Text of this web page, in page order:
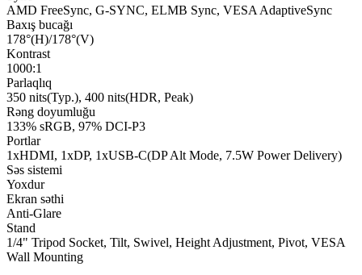
AMD FreeSync, G-SYNC, ELMB Sync, VESA AdaptiveSync
Baxış bucağı
178°(H)/178°(V)
Kontrast
1000:1
Parlaqlıq
350 nits(Typ.), 400 nits(HDR, Peak)
Rəng doyumluğu
133% sRGB, 97% DCI-P3
Portlar
1xHDMI, 1xDP, 1xUSB-C(DP Alt Mode, 7.5W Power Delivery)
Səs sistemi
Yoxdur
Ekran səthi
Anti-Glare
Stand
1/4" Tripod Socket, Tilt, Swivel, Height Adjustment, Pivot, VESA
Wall Mounting